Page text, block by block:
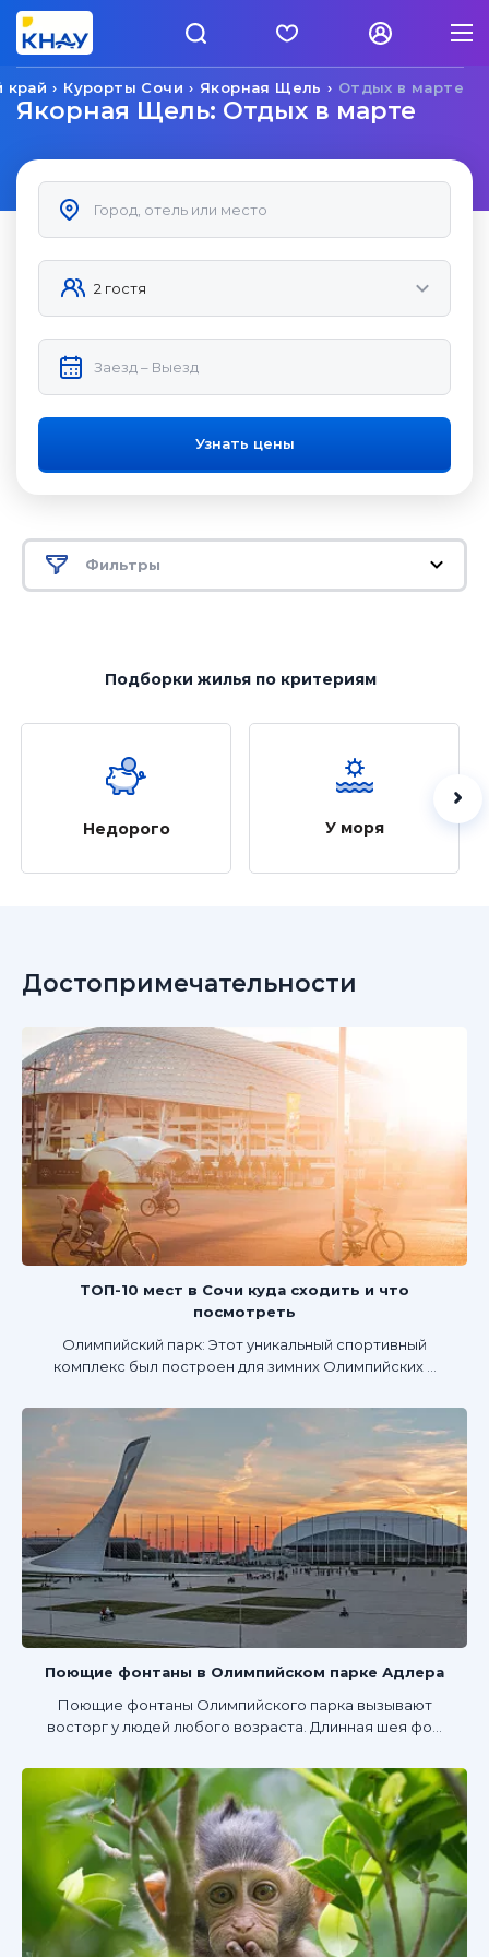
Отдых в марте
Якорная Щель
Курорты Сочи
край
Якорная Щель: Отдых в марте
Узнать цены
Фильтры
Подборки жильяпо критериям
Недорого У моря
Достопримечательности
ТОП-10 мест в Сочи куда сходить и что
посмотреть
Олимпийский парк: Этот уникальный спортивный
комплекс был построен для зимних Олимпийских ...
Поющие фонтаны в Олимпийском парке Адлера
Поющие фонтаны Олимпийского парка вызывают
восторг у людей любого возраста. Длинная шея фо...